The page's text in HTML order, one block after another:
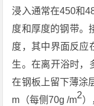
浸入通常在450和
度和厚度的钢带。
度，其中界面反应
生。在离开浴时，
在钢板上留下薄涂
m（每侧70g /m2）